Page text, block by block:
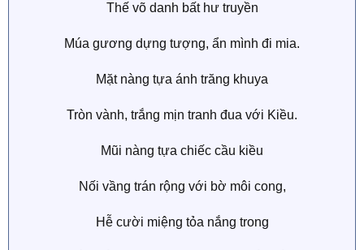
Thế võ danh bất hư truyền
Múa gương dựng tượng, ẩn mình đi mia.
Mặt nàng tựa ánh trăng khuya
Tròn vành, trắng mịn tranh đua với Kiều.
Mũi nàng tựa chiếc cầu kiều
Nối vầng trán rộng với bờ môi cong,
Hễ cười miệng tỏa nắng trong